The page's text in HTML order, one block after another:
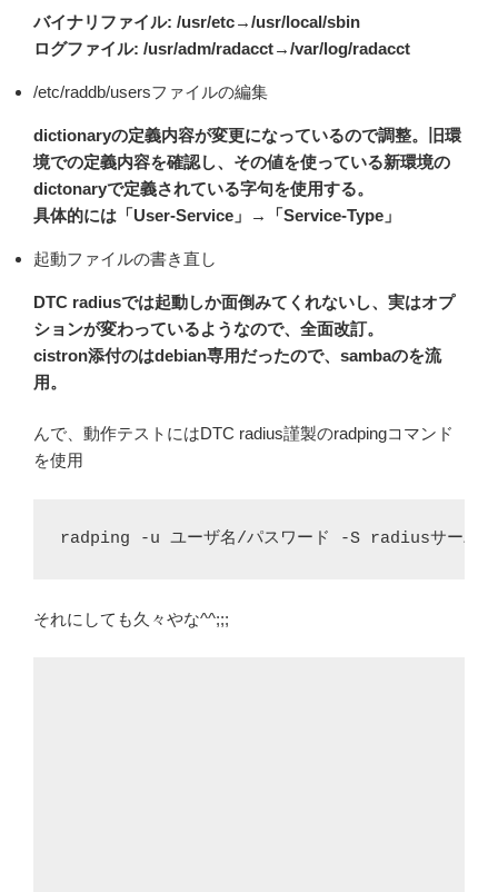
バイナリファイル: /usr/etc→/usr/local/sbin
ログファイル: /usr/adm/radacct→/var/log/radacct
/etc/raddb/usersファイルの編集
dictionaryの定義内容が変更になっているので調整。旧環
境での定義内容を確認し、その値を使っている新環境の
dictonaryで定義されている字句を使用する。
具体的には「User-Service」→「Service-Type」
起動ファイルの書き直し
DTC radiusでは起動しか面倒みてくれないし、実はオプ
ションが変わっているようなので、全面改訂。
cistron添付のはdebian専用だったので、sambaのを流
用。
んで、動作テストにはDTC radius謹製のradpingコマンド
を使用
radping -u ユーザ名/パスワード -S radiusサー
それにしても久々やな^^;;;